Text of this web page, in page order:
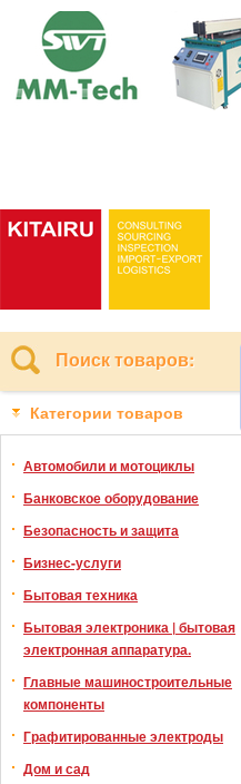
Поиск товаров:
Категории товаров
Автомобили и мотоциклы
Банковское оборудование
Безопасность и защита
Бизнес-услуги
Бытовая техника
Бытовая электроника | бытовая
электронная аппаратура.
Главные машиностроительные
компоненты
Графитированные электроды
Дом и сад